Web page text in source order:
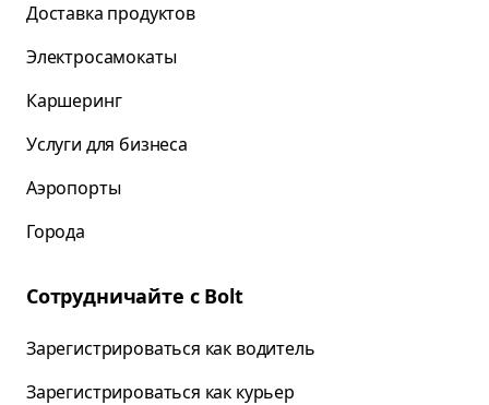
Доставка продуктов
Электросамокаты
Каршеринг
Услуги для бизнеса
Аэропорты
Города
Сотрудничайте с Bolt
Зарегистрироваться как водитель
Зарегистрироваться как курьер